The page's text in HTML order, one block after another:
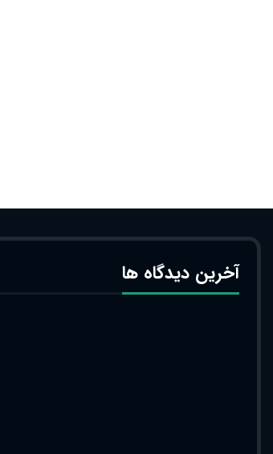
آخرین دیدگاه ها